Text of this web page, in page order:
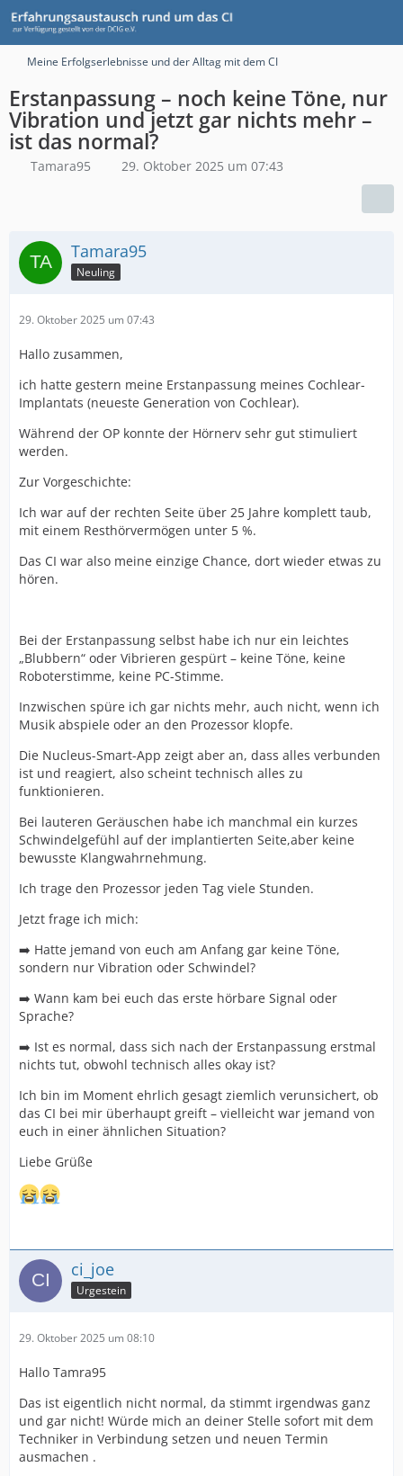
Meine Erfolgserlebnisse und der Alltag mit dem CI
Erstanpassung – noch keine Töne, nur
Vibration und jetzt gar nichts mehr –
ist das normal?
Tamara95 29. Oktober 2025 um 07:43
Tamara95
Neuling
29. Oktober 2025 um 07:43
Hallo zusammen,
ich hatte gestern meine Erstanpassung meines Cochlear-
Implantats (neueste Generation von Cochlear).
Während der OP konnte der Hörnerv sehr gut stimuliert
werden.
Zur Vorgeschichte:
Ich war auf der rechten Seite über 25 Jahre komplett taub,
mit einem Resthörvermögen unter 5 %.
Das CI war also meine einzige Chance, dort wieder etwas zu
hören.
Bei der Erstanpassung selbst habe ich nur ein leichtes
„Blubbern“ oder Vibrieren gespürt – keine Töne, keine
Roboterstimme, keine PC-Stimme.
Inzwischen spüre ich gar nichts mehr, auch nicht, wenn ich
Musik abspiele oder an den Prozessor klopfe.
Die Nucleus-Smart-App zeigt aber an, dass alles verbunden
ist und reagiert, also scheint technisch alles zu
funktionieren.
Bei lauteren Geräuschen habe ich manchmal ein kurzes
Schwindelgefühl auf der implantierten Seite,aber keine
bewusste Klangwahrnehmung.
Ich trage den Prozessor jeden Tag viele Stunden.
Jetzt frage ich mich:
➡️ Hatte jemand von euch am Anfang gar keine Töne,
sondern nur Vibration oder Schwindel?
➡️ Wann kam bei euch das erste hörbare Signal oder
Sprache?
➡️ Ist es normal, dass sich nach der Erstanpassung erstmal
nichts tut, obwohl technisch alles okay ist?
Ich bin im Moment ehrlich gesagt ziemlich verunsichert, ob
das CI bei mir überhaupt greift – vielleicht war jemand von
euch in einer ähnlichen Situation?
Liebe Grüße
ci_joe
Urgestein
29. Oktober 2025 um 08:10
Hallo Tamra95
Das ist eigentlich nicht normal, da stimmt irgendwas ganz
und gar nicht! Würde mich an deiner Stelle sofort mit dem
Techniker in Verbindung setzen und neuen Termin
ausmachen .